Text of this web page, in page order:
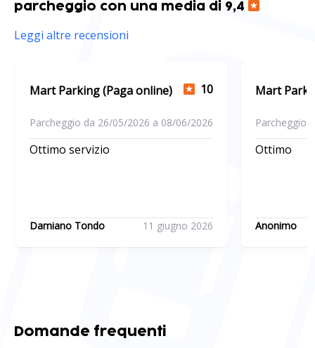
parcheggio con una media di 9,4
Leggi altre recensioni
Mart Parking (Paga online) 10
Parcheggio da 26/05/2026 a 08/06/2026
Ottimo servizio
Damiano Tondo 11 giugno 2026
Mart
Parcheggio
Ottimo
Anonimo
Domande frequenti